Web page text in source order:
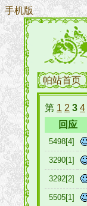
手机版
帕站首页
第 1 2 3 4
回应
5498[4]
3290[1]
3292[2]
5505[1]